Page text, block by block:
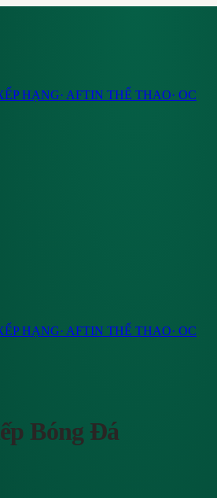
HẠNG· AFTIN THỂ THAO· OC
HẠNG· AFTIN THỂ THAO· OC
Bóng Đá